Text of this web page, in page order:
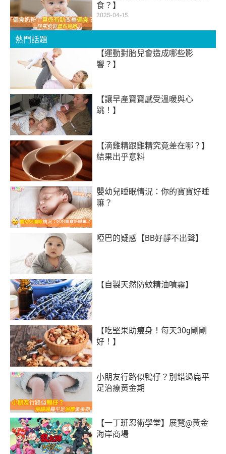
食？】
2025-04-15
熱門話題
【運動對胎兒會造成哪些影
響？】
【讓早產寶寶感受溫暖與心
跳！】
【滴雞精跟雞精究竟差在哪？】
結果出乎意料
嬰幼兒睡眠情況：你的寶寶好睡
嘛？
啞巴的疑惑【BB好靜不出聲】
【自製天然防蚊精油噴霧】
【吃堅果助瘦身！每天30g剛剛
好！】
小朋友行路似鴨仔？別錯過扁平
足治療黃金期
【一丁班忍術學堂】展覽@黃金
海岸商場